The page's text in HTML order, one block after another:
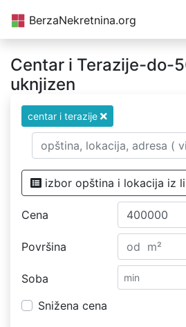
BerzaNekretnina.org
Centar i Terazije-do-
uknjizen
centar i terazije
izbor opština i lokacija iz
Cena
Površina
Soba
Snižena cena